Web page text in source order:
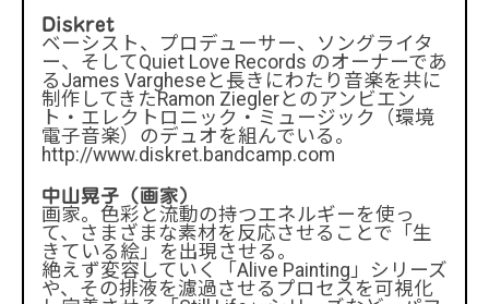
Diskret
ベーシスト、プロデューサー、ソングライタ
ー、そしてQuiet Love Records のオーナーであ
るJames Vargheseと長きにわたり音楽を共に
制作してきたRamon Zieglerとのアンビエン
ト・エレクトロニック・ミュージック（環境
電子音楽）のデュオを組んでいる。
http://www.diskret.bandcamp.com
中山晃子（画家）
画家。色彩と流動の持つエネルギーを使っ
て、さまざまな素材を反応させることで「生
きている絵」を出現させる。
絶えず変容していく「Alive Painting」シリーズ
や、その排液を濾過させるプロセスを可視化